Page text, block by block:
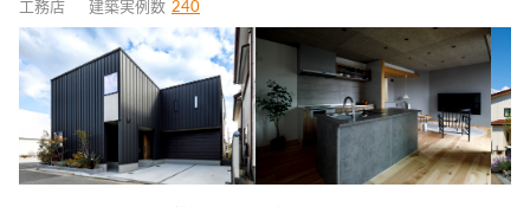
工務店 建築実例数 240